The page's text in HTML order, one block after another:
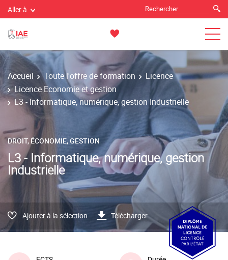
Aller à
Accueil Toute l'offre de formation
Licence
Licence Economie et gestion
L3 - Informatique, numérique, gestion Industrielle
DROIT, ÉCONOMIE, GESTION
L3 - Informatique, numérique, gestion
Industrielle
Ajouter à la sélection Télécharger